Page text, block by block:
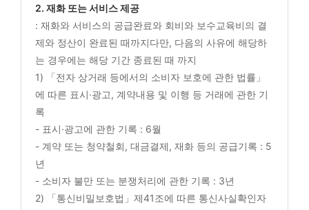
2. 재화 또는 서비스 제공
: 재화와 서비스의 공급완료와 회비와 보수교육비의 결
제와 정산이 완료된 때까지다만, 다음의 사유에 해당하
는 경우에는 해당 기간 종료된 때 까지
1) 「전자 상거래 등에서의 소비자 보호에 관한 법률」
에 따른 표시·광고, 계약내용 및 이행 등 거래에 관한 기
록
- 표시·광고에 관한 기록 : 6월
- 계약 또는 청약철회, 대금결제, 재화 등의 공급기록 : 5
년
- 소비자 불만 또는 분쟁처리에 관한 기록 : 3년
2) 「통신비밀보호법」제41조에 따른 통신사실확인자